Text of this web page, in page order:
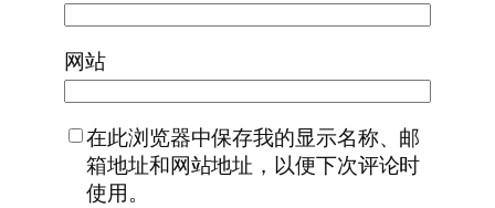
网站
在此浏览器中保存我的显示名称、邮
箱地址和网站地址，以便下次评论时
使用。